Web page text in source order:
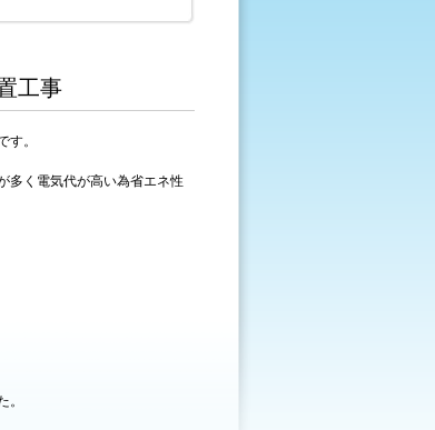
工事
。
多く電気代が高い為省エネ性